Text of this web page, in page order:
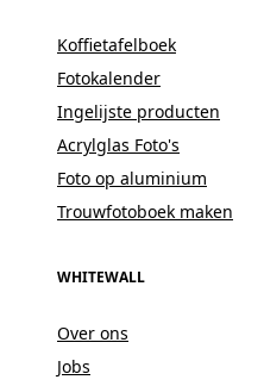
Koffietafelboek
Fotokalender
Ingelijste producten
Acrylglas Foto's
Foto op aluminium
Trouwfotoboek maken
WHITEWALL
Over ons
Jobs